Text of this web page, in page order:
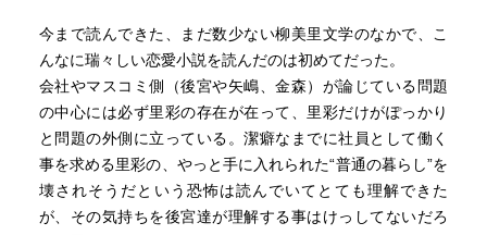
今まで読んできた、まだ数少ない柳美里文学のなかで、こ
んなに瑞々しい恋愛小説を読んだのは初めてだった。
会社やマスコミ側（後宮や矢嶋、金森）が論じている問題
の中心には必ず里彩の存在が在って、里彩だけがぽっかり
と問題の外側に立っている。潔癖なまでに社員として働く
事を求める里彩の、やっと手に入れられた“普通の暮らし”を
壊されそうだという恐怖は読んでいてとても理解できた
が、その気持ちを後宮達が理解する事はけっしてないだろ